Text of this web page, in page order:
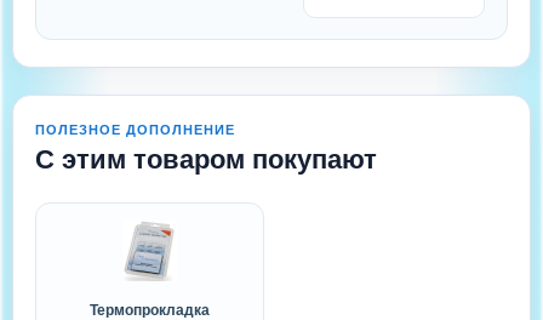
ПОЛЕЗНОЕ ДОПОЛНЕНИЕ
С этим товаром покупают
Термопрокладка